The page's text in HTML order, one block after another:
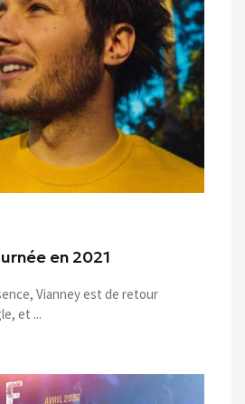
en 2021
Vianney est de retour
et ...